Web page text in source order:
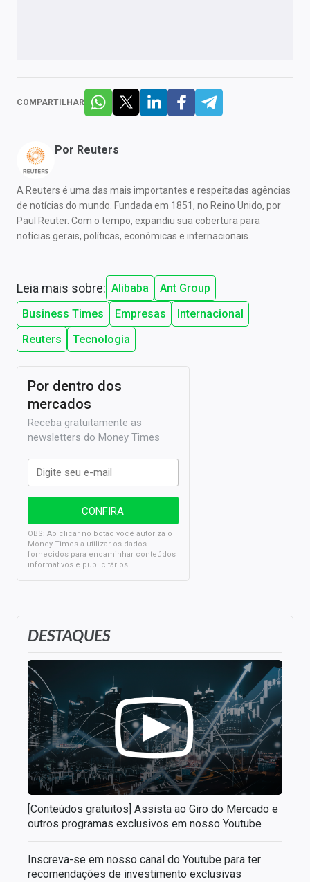
COMPARTILHAR
Por Reuters
A Reuters é uma das mais importantes e respeitadas agências
de notícias do mundo. Fundada em 1851, no Reino Unido, por
Paul Reuter. Com o tempo, expandiu sua cobertura para
notícias gerais, políticas, econômicas e internacionais.
Leia mais sobre: Alibaba
Ant Group
Business Times
Empresas
Internacional
Reuters
Tecnologia
DESTAQUES
[Conteúdos gratuitos] Assista ao Giro do Mercado e
outros programas exclusivos em nosso Youtube
Inscreva-se em nosso canal do Youtube para ter
recomendações de investimento exclusivas
Por dentro dos
mercados
Receba gratuitamente as
newsletters do Money Times
OBS: Ao clicar no botão você autoriza o
Money Times a utilizar os dados
fornecidos para encaminhar conteúdos
informativos e publicitários.